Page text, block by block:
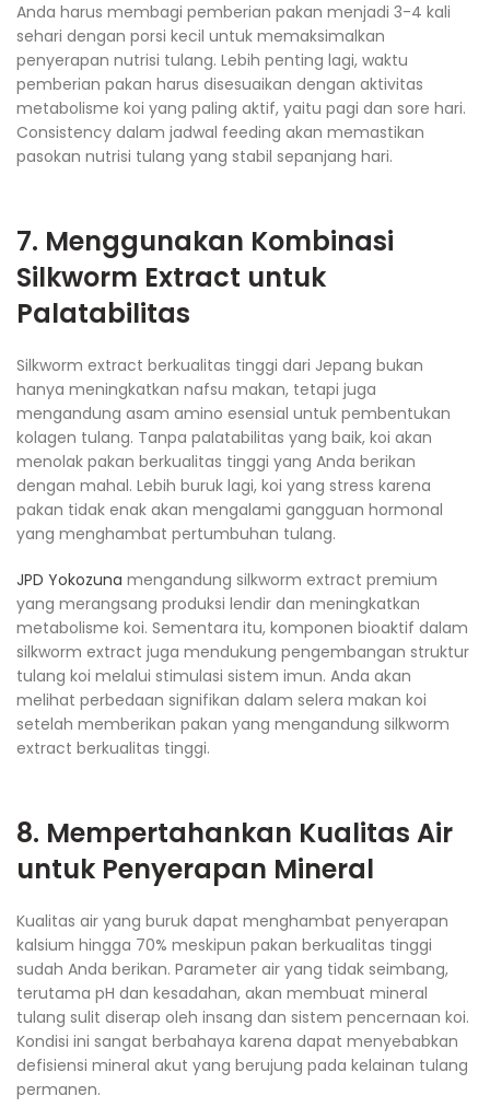
Anda harus membagi pemberian pakan menjadi 3-4 kali
sehari dengan porsi kecil untuk memaksimalkan
penyerapan nutrisi tulang. Lebih penting lagi, waktu
pemberian pakan harus disesuaikan dengan aktivitas
metabolisme koi yang paling aktif, yaitu pagi dan sore hari.
Consistency dalam jadwal feeding akan memastikan
pasokan nutrisi tulang yang stabil sepanjang hari.
7. Menggunakan Kombinasi
Silkworm Extract untuk
Palatabilitas
Silkworm extract berkualitas tinggi dari Jepang bukan
hanya meningkatkan nafsu makan, tetapi juga
mengandung asam amino esensial untuk pembentukan
kolagen tulang. Tanpa palatabilitas yang baik, koi akan
menolak pakan berkualitas tinggi yang Anda berikan
dengan mahal. Lebih buruk lagi, koi yang stress karena
pakan tidak enak akan mengalami gangguan hormonal
yang menghambat pertumbuhan tulang.
JPD Yokozuna mengandung silkworm extract premium
yang merangsang produksi lendir dan meningkatkan
metabolisme koi. Sementara itu, komponen bioaktif dalam
silkworm extract juga mendukung pengembangan struktur
tulang koi melalui stimulasi sistem imun. Anda akan
melihat perbedaan signifikan dalam selera makan koi
setelah memberikan pakan yang mengandung silkworm
extract berkualitas tinggi.
8. Mempertahankan Kualitas Air
untuk Penyerapan Mineral
Kualitas air yang buruk dapat menghambat penyerapan
kalsium hingga 70% meskipun pakan berkualitas tinggi
sudah Anda berikan. Parameter air yang tidak seimbang,
terutama pH dan kesadahan, akan membuat mineral
tulang sulit diserap oleh insang dan sistem pencernaan koi.
Kondisi ini sangat berbahaya karena dapat menyebabkan
defisiensi mineral akut yang berujung pada kelainan tulang
permanen.